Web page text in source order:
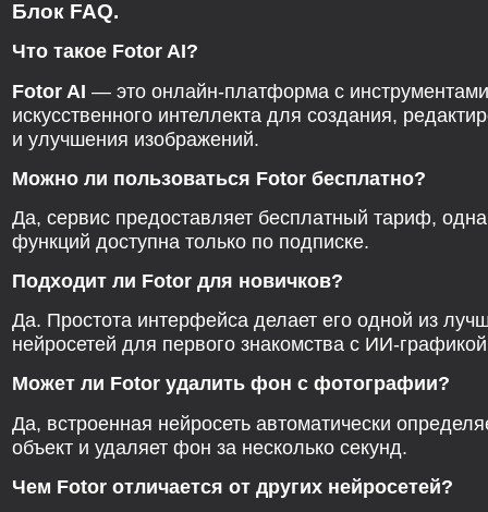
Блок FAQ.
Что такое Fotor AI?
Fotor AI — это онлайн-платформа с инструментами
искусственного интеллекта для создания,
и улучшения изображений.
Можно ли пользоваться Fotor бесплатно?
Да, сервис предоставляет бесплатный тариф,
функций доступна только по подписке.
Подходит ли Fotor для новичков?
Да. Простота интерфейса делает его одной из
нейросетей для первого знакомства с ИИ-
Может ли Fotor удалить фон с фотографии?
Да, встроенная нейросеть автоматически
объект и удаляет фон за несколько секунд.
Чем Fotor отличается от других нейросетей?